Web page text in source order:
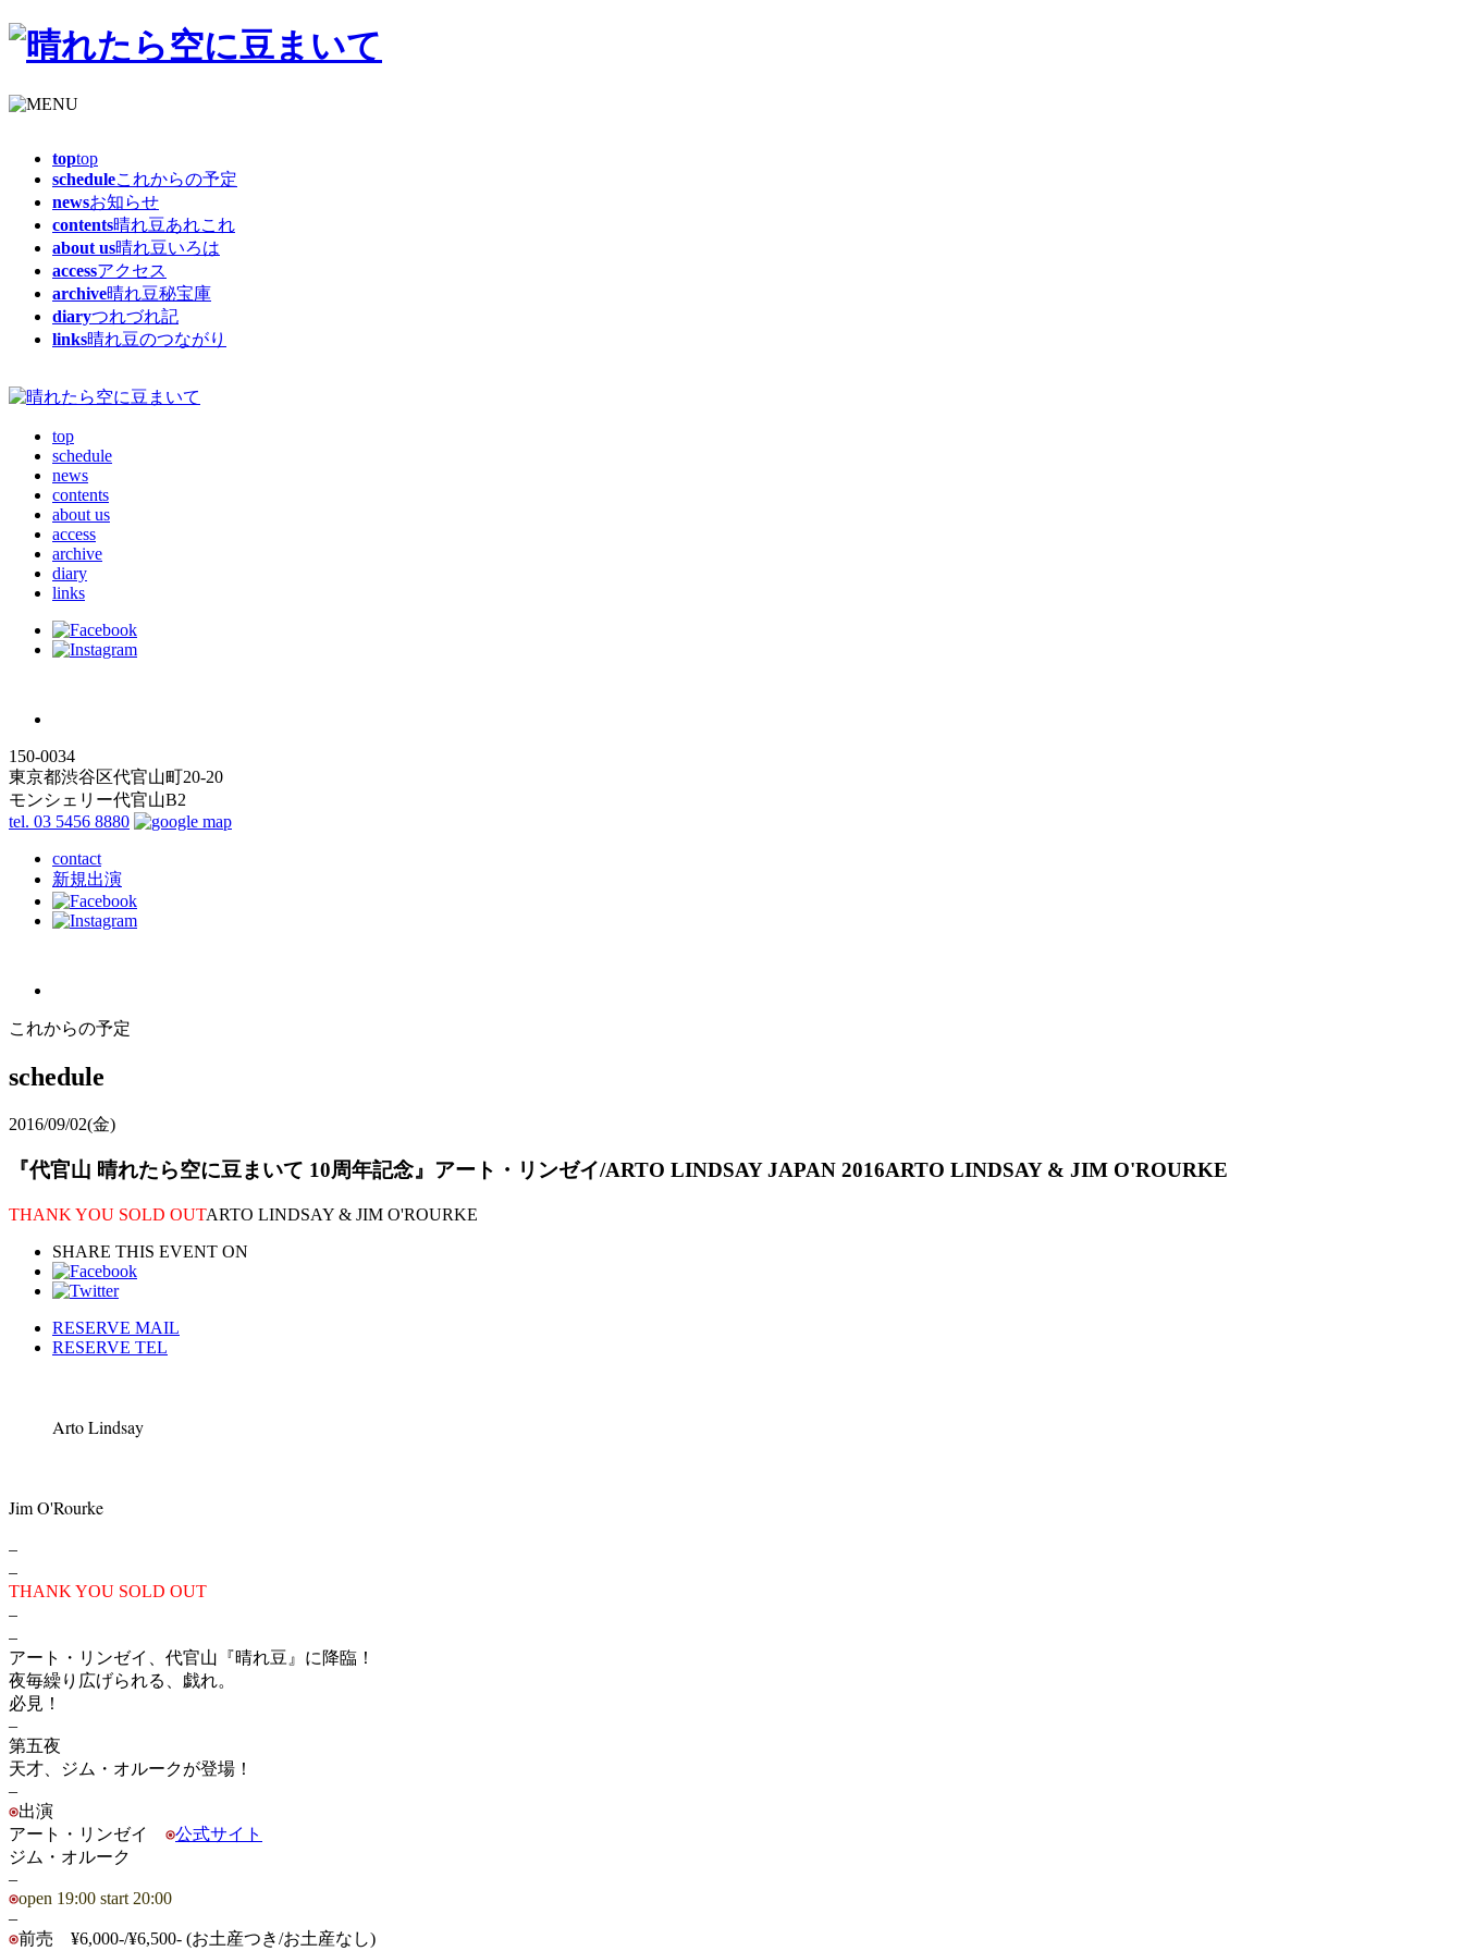
toptop
scheduleこれからの予定
newsお知らせ
contents晴れ豆あれこれ
about us晴れ豆いろは
accessアクセス
archive晴れ豆秘宝庫
diaryつれづれ記
links晴れ豆のつながり
top
schedule
news
contents
about us
access
archive
diary
links
150-0034
東京都渋谷区代官山町20-20
モンシェリー代官山B2
tel. 03 5456 8880
contact
新規出演
これからの予定
schedule
2016/09/02(金)
『代官山 晴れたら空に豆まいて 10周年記念』アート・リンゼイ/ARTO LINDSAY JAPAN 2016ARTO LINDSAY & JIM O'ROURKE
THANK YOU SOLD OUTARTO LINDSAY & JIM O'ROURKE
SHARE THIS EVENT ON
RESERVE MAIL
RESERVE TEL
Arto Lindsay
Jim O'Rourke
–
–
THANK YOU SOLD OUT
–
–
アート・リンゼイ、代官山『晴れ豆』に降臨！
夜毎繰り広げられる、戯れ。
必見！
–
第五夜
天才、ジム・オルークが登場！
–
出演
アート・リンゼイ
公式サイト
ジム・オルーク
–
open 19:00 start 20:00
–
前売 ¥6,000-/¥6,500- (お土産つき/お土産なし)